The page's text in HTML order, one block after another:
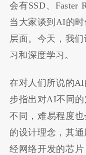
会有SSD、Faster
当大家谈到AI的
层面。今天，我
习和深度学习。
在对人们所说的
步指出对AI不同
不同，难易程度
的设计理念，其
经网络开发的芯